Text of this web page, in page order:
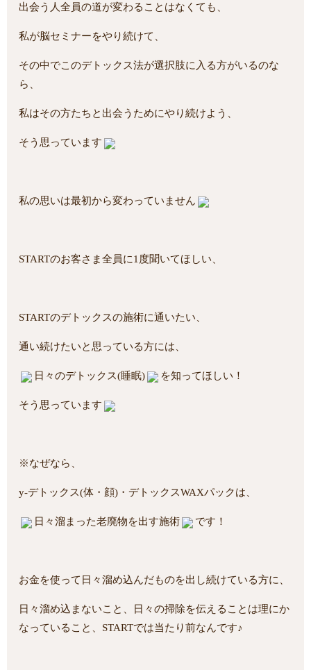
出会う人全員の道が変わることはなくても、
私が脳セミナーをやり続けて、
その中でこのデトックス法が選択肢に入る方がいるのな
ら、
私はその方たちと出会うためにやり続けよう、
そう思っています
私の思いは最初から変わっていません
STARTのお客さま全員に1度聞いてほしい、
STARTのデトックスの施術に通いたい、
通い続けたいと思っている方には、
日々のデトックス(睡眠) を知ってほしい！
そう思っています
※なぜなら、
y-デトックス(体・顔)・デトックスWAXパックは、
日々溜まった老廃物を出す施術 です！
お金を使って日々溜め込んだものを出し続けている方に、
日々溜め込まないこと、日々の掃除を伝えることは理にか
なっていること、STARTでは当たり前なんです♪